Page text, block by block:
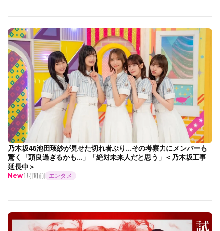
乃木坂46池田瑛紗が見せた切れ者ぶり…その考察力にメンバーも
驚く「頭良過ぎるかも…」「絶対未来人だと思う」＜乃木坂工事
延長中＞
New1時間前 エンタメ